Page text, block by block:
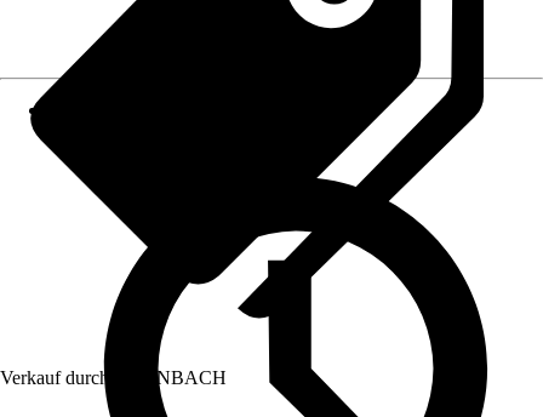
Verkauf durch: HORNBACH